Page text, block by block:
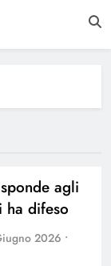
agli
ha difeso
2026 •